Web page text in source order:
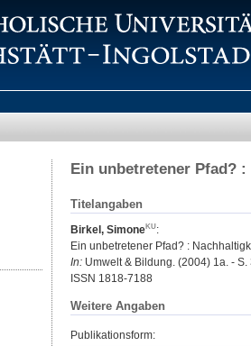
Ein unbetretener Pfad?
Titelangaben
Birkel, Simone
:
Ein unbetretener Pfad? :
In: Umwelt & Bildung. (2004) 1a. - S.
ISSN 1818-7188
Weitere Angaben
Publikationsform: